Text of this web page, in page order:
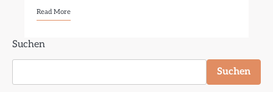
Read More
Suchen
Suchen